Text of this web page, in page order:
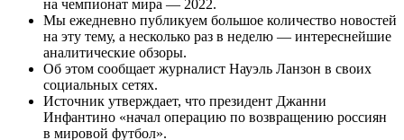
на чемпионат мира — 2022.
Мы ежедневно публикуем большое количество новостей
на эту тему, а несколько раз в неделю — интереснейшие
аналитические обзоры.
Об этом сообщает журналист Науэль Ланзон в своих
социальных сетях.
Источник утверждает, что президент Джанни
Инфантино «начал операцию по возвращению россиян
в мировой футбол».